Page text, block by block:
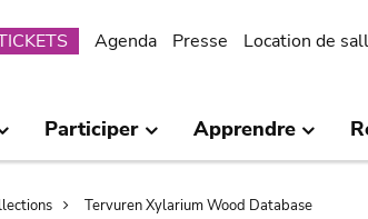
Agenda Presse Location de
Participer Apprendre
Tervuren Xylarium Wood Database